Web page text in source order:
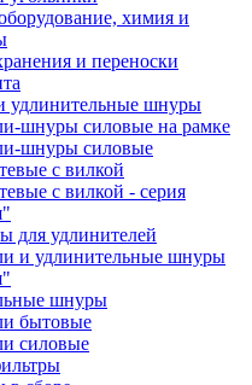
химия и
и переноски
удлинительные шнуры
шнуры силовые на рамке
шнуры силовые
с вилкой
с вилкой - серия
для удлинителей
и удлинительные шнуры
шнуры
бытовые
силовые